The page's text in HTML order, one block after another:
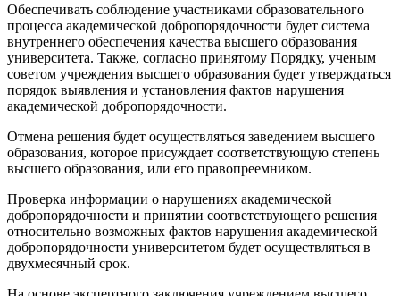
Обеспечивать соблюдение участниками образовательного
процесса академической добропорядочности будет система
внутреннего обеспечения качества высшего образования
университета. Также, согласно принятому Порядку, ученым
советом учреждения высшего образования будет утверждаться
порядок выявления и установления фактов нарушения
академической добропорядочности.
Отмена решения будет осуществляться заведением высшего
образования, которое присуждает соответствующую степень
высшего образования, или его правопреемником.
Проверка информации о нарушениях академической
добропорядочности и принятии соответствующего решения
относительно возможных фактов нарушения академической
добропорядочности университетом будет осуществляться в
двухмесячный срок.